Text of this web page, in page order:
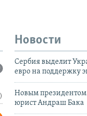
Новости
Сербия выделит
евро на поддержку
Новым президентом
юрист Андраш Бака